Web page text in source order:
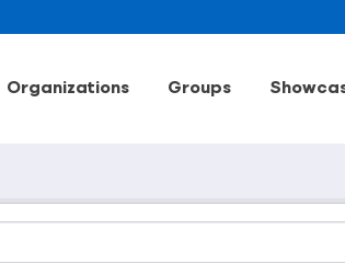
Organizations Groups